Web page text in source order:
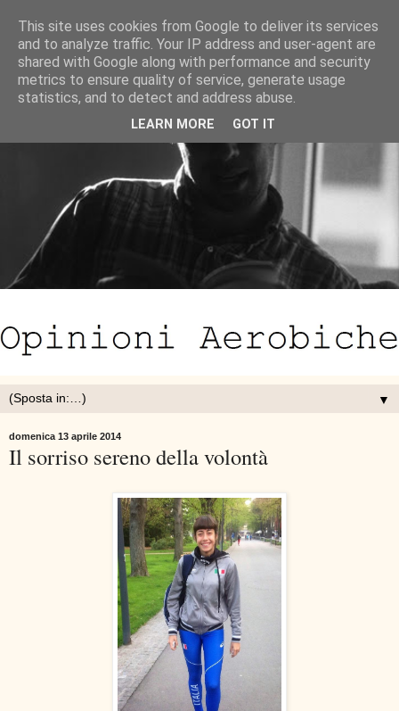
▼
domenica 13 aprile 2014
Il sorriso sereno della volontà
This site uses cookies from Google to deliver its services
and to analyze traffic. Your IP address and user-agent are
shared with Google along with performance and security
metrics to ensure quality of service, generate usage
statistics, and to detect and address abuse.
LEARN MORE GOT IT